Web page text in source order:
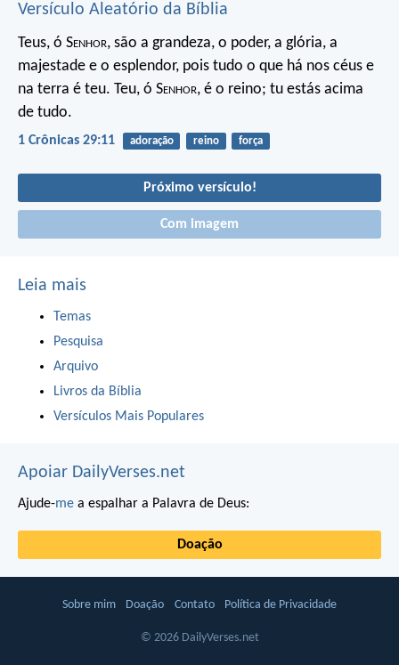
Versículo Aleatório da Bíblia
Teus, ó Senhor, são a grandeza, o poder, a glória, a
majestade e o esplendor, pois tudo o que há nos céus e
na terra é teu. Teu, ó Senhor, é o reino; tu estás acima
de tudo.
1 Crônicas 29:11 adoração reino força
Próximo versículo!
Com imagem
Leia mais
Temas
Pesquisa
Arquivo
Livros da Bíblia
Versículos Mais Populares
Apoiar DailyVerses.net
Ajude-me a espalhar a Palavra de Deus:
Doação
Sobre mim Doação Contato Política de Privacidade
© 2026 DailyVerses.net